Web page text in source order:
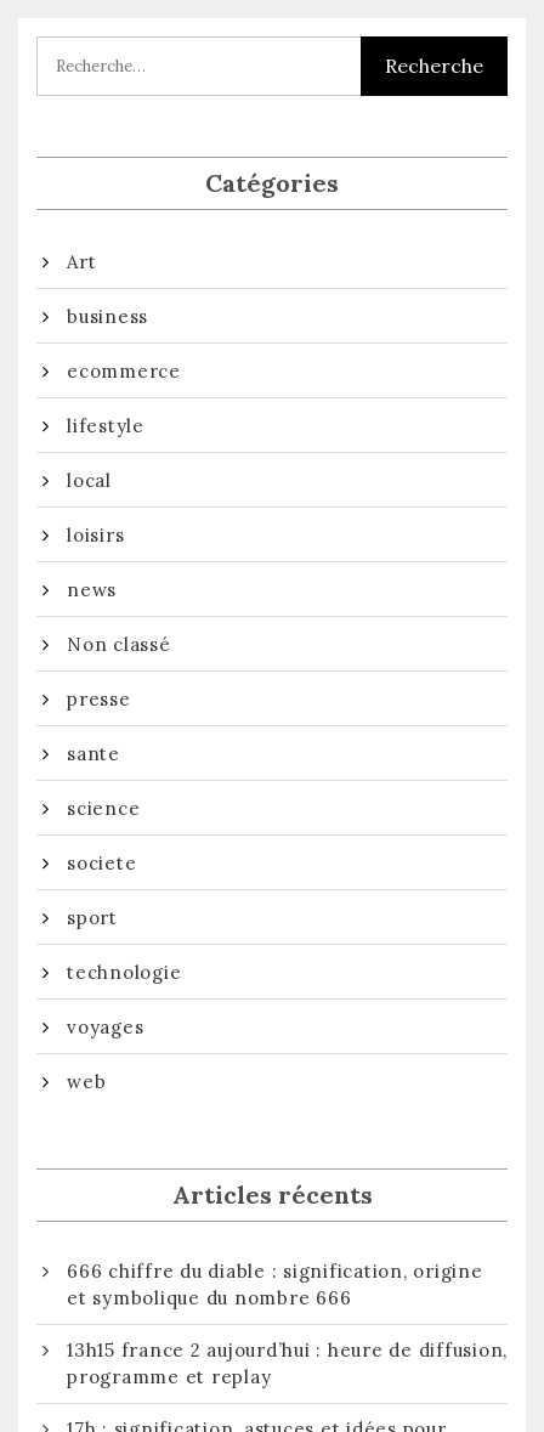
Catégories
Art
business
ecommerce
lifestyle
local
loisirs
news
Non classé
presse
sante
science
societe
sport
technologie
voyages
web
Articles récents
666 chiffre du diable : signification, origine
et symbolique du nombre 666
13h15 france 2 aujourd’hui : heure de diffusion,
programme et replay